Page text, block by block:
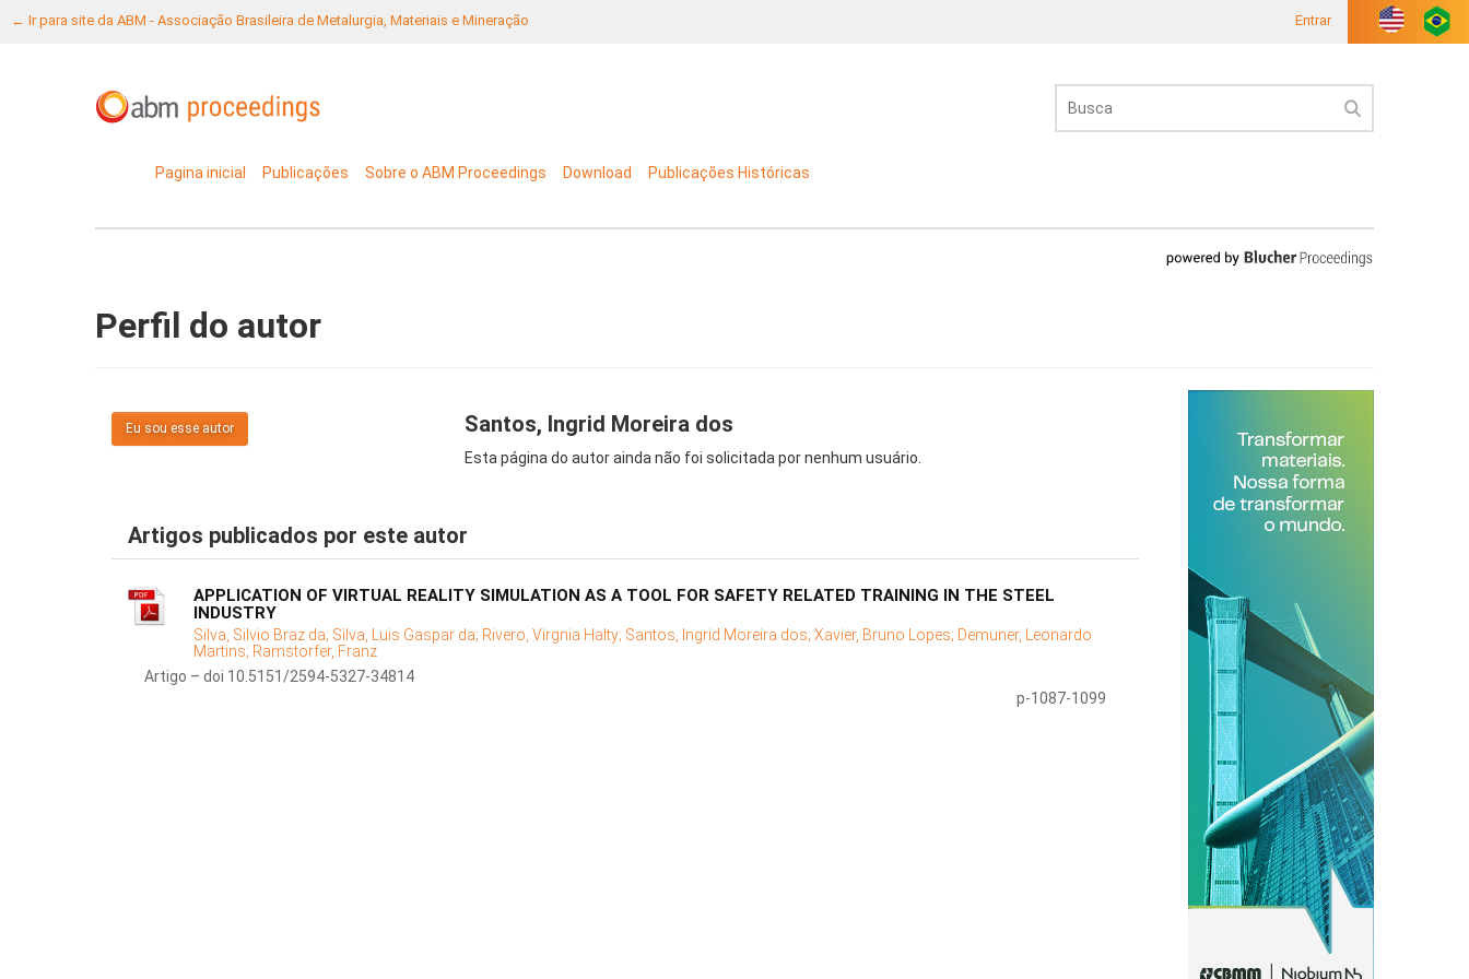
← Ir para site da ABM - Associação Brasileira de Metalurgia, Materiais e Mineração Entrar
Pagina inicial Publicações Sobre o ABM Proceedings Download Publicações Históricas
Perfil do autor
Eu sou esse autor Santos, Ingrid Moreira dos
Esta página do autor ainda não foi solicitada por nenhum usuário.
Artigos publicados por este autor
APPLICATION OF VIRTUAL REALITY SIMULATION AS A TOOL FOR SAFETY RELATED TRAINING IN THE STEEL
INDUSTRY
Silva, Silvio Braz da; Silva, Luis Gaspar da; Rivero, Virgnia Halty; Santos, Ingrid Moreira dos; Xavier, Bruno Lopes; Demuner, Leonardo
Martins; Ramstorfer, Franz
Artigo – doi 10.5151/2594-5327-34814
p-1087-1099